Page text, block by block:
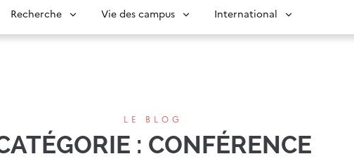
Recherche Vie des campus International
LE BLOG
: CONFÉRENCE